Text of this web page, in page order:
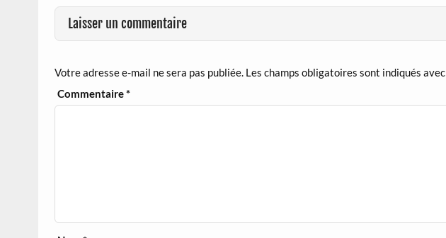
Laisser un commentaire
Votre adresse e-mail ne sera pas publiée. Les champs obligatoires sont indiqués avec
Commentaire*